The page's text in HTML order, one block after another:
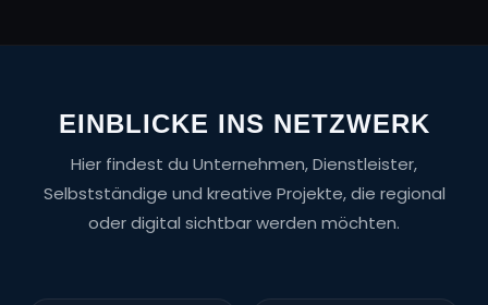
EINBLICKE INS NETZWERK
Hier findest du Unternehmen, Dienstleister,
Selbstständige und kreative Projekte, die regional
oder digital sichtbar werden möchten.